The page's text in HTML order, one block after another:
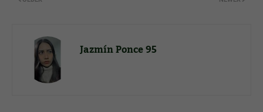
Jazmín Ponce 95